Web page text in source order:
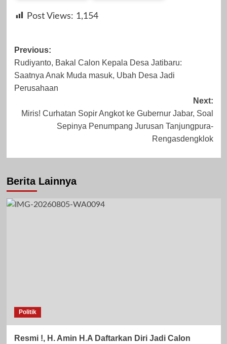
Juni 14, 2026
Desember 24,
Redaksi
November 14,
Redaksi
Post Views: 1,154
Post
navigation
Previous:
Rudiyanto, Bakal Calon Kepala Desa Jatibaru:
Saatnya Anak Muda masuk, Ubah Desa Jadi
Perusahaan
Next:
Miris! Curhatan Sopir Angkot ke Gubernur Jabar, Soal
Sepinya Penumpang Jurusan Tanjungpura-
Rengasdengklok
Berita Lainnya
Politik
Resmi !, H. Amin H.A Daftarkan Diri Jadi Calon